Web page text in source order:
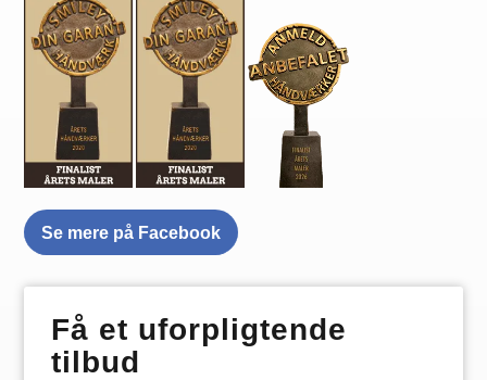
Få et uforpligtende
tilbud
Se mere på Facebook